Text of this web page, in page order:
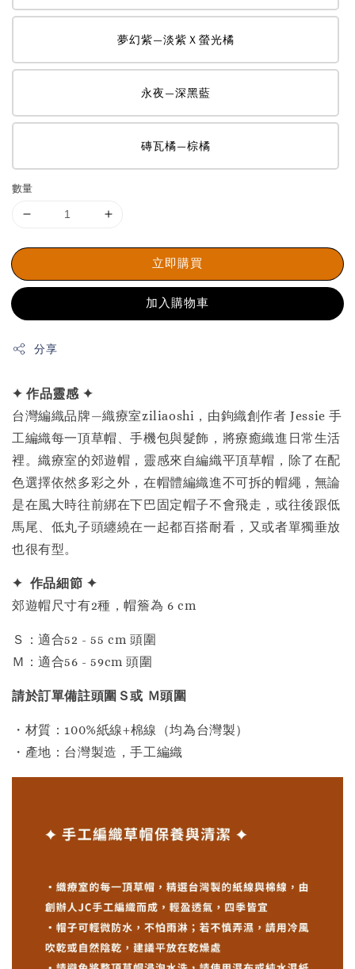
夢幻紫—淡紫Ｘ螢光橘
永夜—深黑藍
磚瓦橘—棕橘
數量
立即購買
加入購物車
分享
✦ 作品靈感 ✦
台灣編織品牌—織療室ziliaoshi，由鉤織創作者 Jessie 手
工編織每一頂草帽、手機包與髮飾，將療癒織進日常生活
裡。織療室的郊遊帽，靈感來自編織平頂草帽，除了在配
色選擇依然多彩之外，在帽體編織進不可拆的帽繩，無論
是在風大時往前綁在下巴固定帽子不會飛走，或往後跟低
馬尾、低丸子頭纏繞在一起都百搭耐看，又或者單獨垂放
也很有型。
✦ 作品細節 ✦
郊遊帽尺寸有2種，帽簷為 6 cm
Ｓ：適合52 - 55 cm 頭圍
Ｍ：適合56 - 59cm 頭圍
請於訂單備註頭圍Ｓ或 Ｍ頭圍
・材質：100%紙線+棉線（均為台灣製）
・產地：台灣製造，手工編織